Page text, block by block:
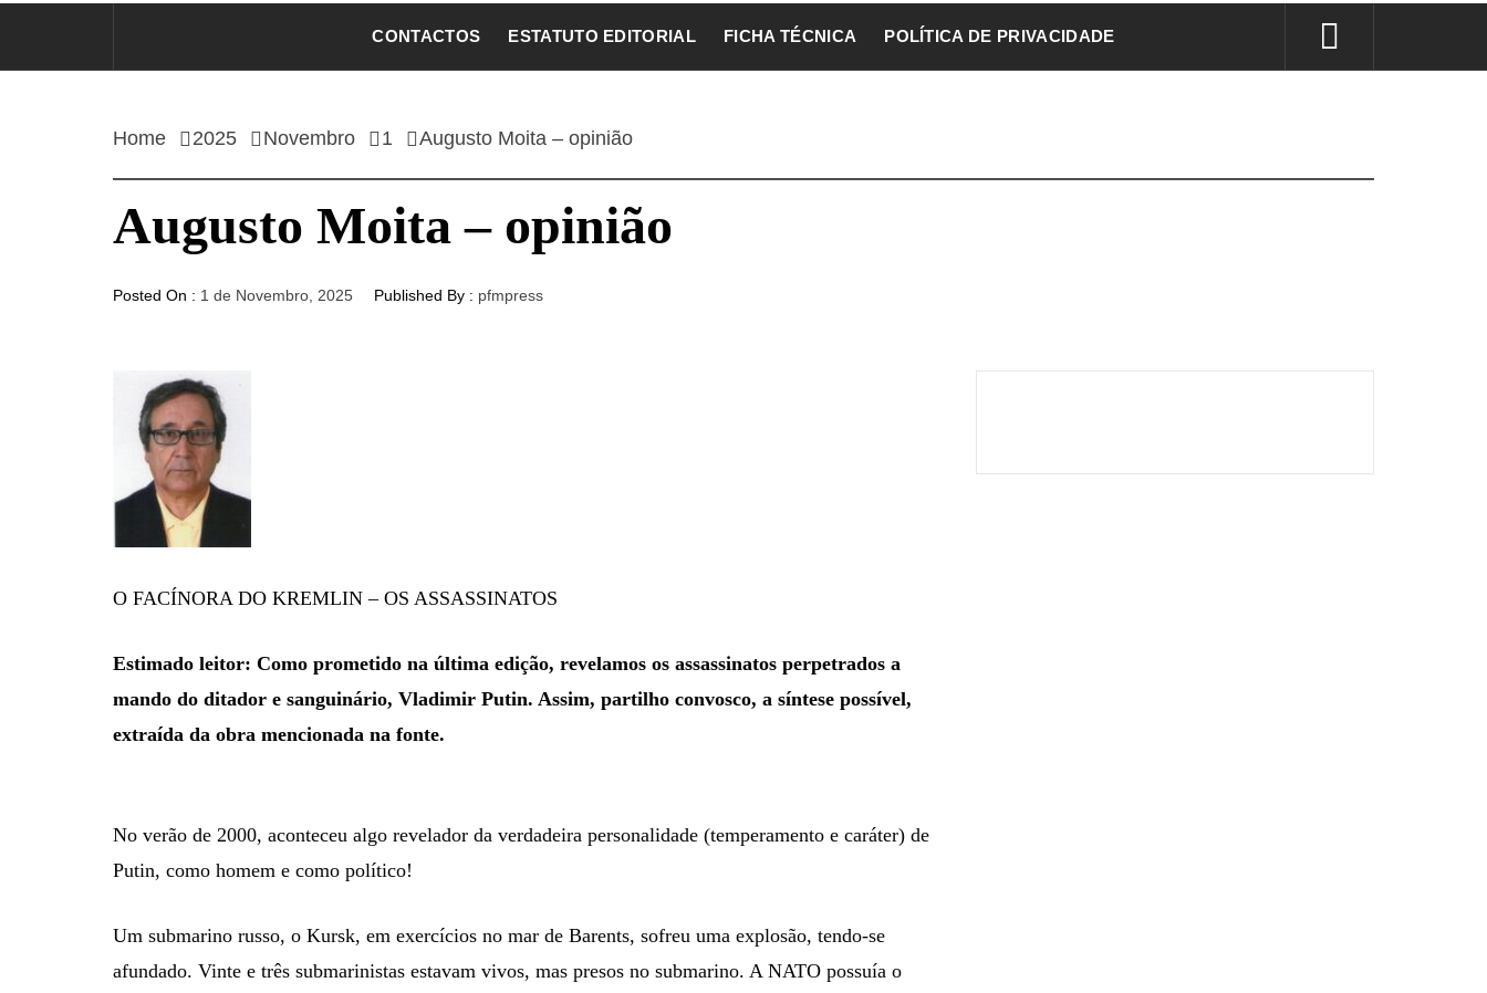
CONTACTOS ESTATUTO EDITORIAL FICHA TÉCNICA POLÍTICA DE PRIVACIDADE
Home 2025 Novembro 1 Augusto Moita – opinião
Augusto Moita – opinião
Posted On : 1 de Novembro, 2025 Published By : pfmpress
O FACÍNORA DO KREMLIN – OS ASSASSINATOS
Estimado leitor: Como prometido na última edição, revelamos os assassinatos perpetrados a
mando do ditador e sanguinário, Vladimir Putin. Assim, partilho convosco, a síntese possível,
extraída da obra mencionada na fonte.
No verão de 2000, aconteceu algo revelador da verdadeira personalidade (temperamento e caráter) de
Putin, como homem e como político!
Um submarino russo, o Kursk, em exercícios no mar de Barents, sofreu uma explosão, tendo-se
afundado. Vinte e três submarinistas estavam vivos, mas presos no submarino. A NATO possuía o